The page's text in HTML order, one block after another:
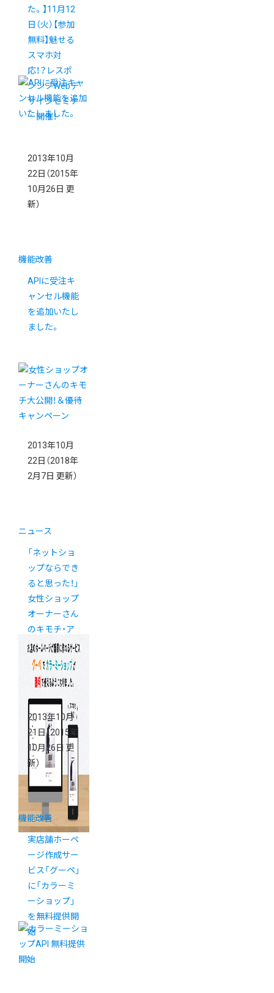
た。】11月12
日（火）【参加
無料】魅せる
スマホ対
応！？レスポ
ンシブWebデ
ザインセミナ
ー開催！
2013年10月
22日 （2015年
10月26日 更
新）
機能改善
APIに受注キ
ャンセル機能
を追加いたし
ました。
2013年10月
22日 （2018年
2月7日 更新）
ニュース
「ネットショ
ップならでき
ると思った！」
女性ショップ
オーナーさん
のキモチ・ア
ンケート大公
開！
2013年10月
21日 （2015年
10月26日 更
新）
機能改善
実店舗ホーペ
ージ作成サー
ビス「グーペ」
に「カラーミ
ーショップ」
を無料提供開
始